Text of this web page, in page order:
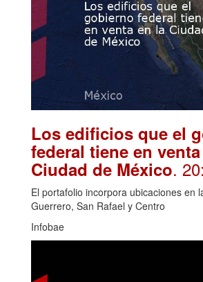
Los edificios que el
federal tiene en
Ciudad de México.
El portafolio incorpora ubicaciones en
Guerrero, San Rafael y Centro
Infobae